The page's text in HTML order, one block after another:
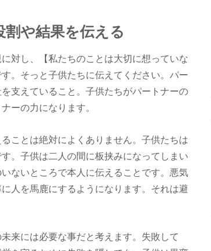
割や結果を伝える
対し、【私たちのことは大切に想っていな
。そっと子供たちに伝えてください。パー
支えていること。子供たちがパートナーの
ーの力になります。
ことは絶対によくありません。子供たちは
。子供は二人の間に板挟みになってしまい
ないところで本人に伝えることです。悪気
人を馬鹿にするようになります。それは避
来には必要な事だと考えます。失敗して